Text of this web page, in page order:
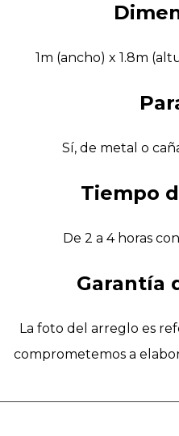
1m (ancho) x 1.8m
Sí, de metal o
Tiempo
De 2 a 4 horas
Garantía
La foto del arreglo es
comprometemos a